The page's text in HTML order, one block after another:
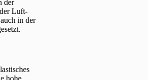
der
Luft-
in der
hohe